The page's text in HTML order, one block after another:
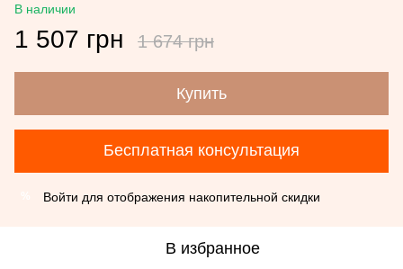
В наличии
1 507 грн 1 674 грн
Купить
Бесплатная консультация
Войти для отображения накопительной скидки
В избранное